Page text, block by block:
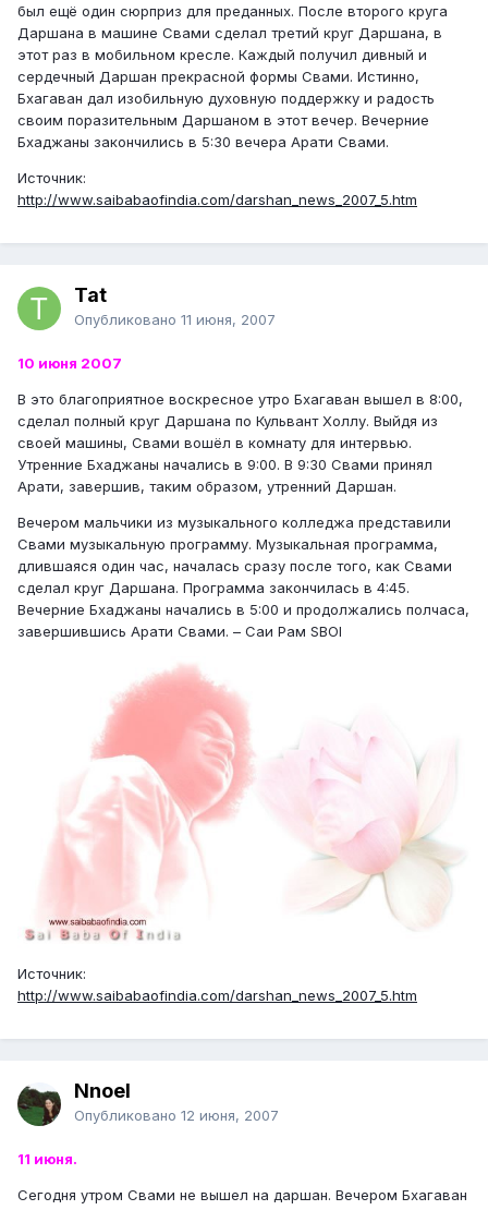
был ещё один сюрприз для преданных. После второго круга
Даршана в машине Свами сделал третий круг Даршана, в
этот раз в мобильном кресле. Каждый получил дивный и
сердечный Даршан прекрасной формы Свами. Истинно,
Бхагаван дал изобильную духовную поддержку и радость
своим поразительным Даршаном в этот вечер. Вечерние
Бхаджаны закончились в 5:30 вечера Арати Свами.
Источник:
http://www.saibabaofindia.com/darshan_news_2007_5.htm
Tat
Опубликовано 11 июня, 2007
10 июня 2007
В это благоприятное воскресное утро Бхагаван вышел в 8:00,
сделал полный круг Даршана по Кульвант Холлу. Выйдя из
своей машины, Свами вошёл в комнату для интервью.
Утренние Бхаджаны начались в 9:00. В 9:30 Свами принял
Арати, завершив, таким образом, утренний Даршан.
Вечером мальчики из музыкального колледжа представили
Свами музыкальную программу. Музыкальная программа,
длившаяся один час, началась сразу после того, как Свами
сделал круг Даршана. Программа закончилась в 4:45.
Вечерние Бхаджаны начались в 5:00 и продолжались полчаса,
завершившись Арати Свами. – Саи Рам SBOI
Источник:
http://www.saibabaofindia.com/darshan_news_2007_5.htm
Nnoel
Опубликовано 12 июня, 2007
11 июня.
Сегодня утром Свами не вышел на даршан. Вечером Бхагаван